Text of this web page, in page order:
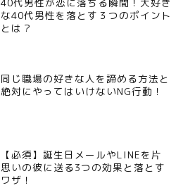
な40代男性を落とす３つのポイント
とは？
同じ職場の好きな人を諦める方法と
絶対にやってはいけないNG行動！
【必須】誕生日メールやLINEを片
思いの彼に送る3つの効果と落とす
ワザ！